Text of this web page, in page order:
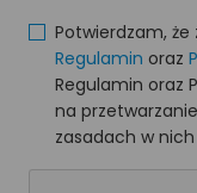
Potwierdzam,
Regulamin oraz
Regulamin oraz
na
zasadach w